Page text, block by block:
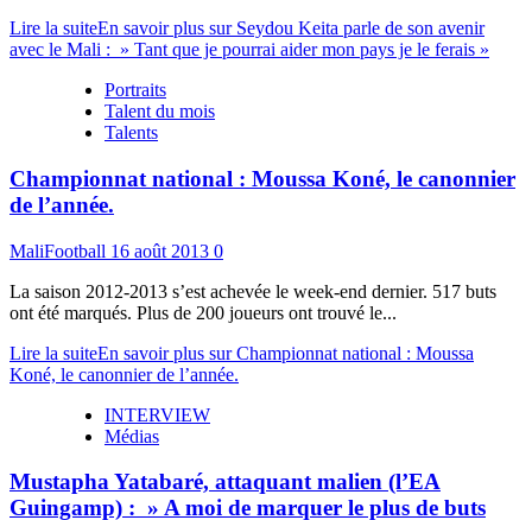
Lire la suiteEn savoir plus sur Seydou Keita parle de son avenir
avec le Mali : » Tant que je pourrai aider mon pays je le ferais »
Portraits
Talent du mois
Talents
Championnat national : Moussa Koné, le canonnier
de l’année.
MaliFootball 16 août 2013 0
La saison 2012-2013 s’est achevée le week-end dernier. 517 buts
ont été marqués. Plus de 200 joueurs ont trouvé le...
Lire la suiteEn savoir plus sur Championnat national : Moussa
Koné, le canonnier de l’année.
INTERVIEW
Médias
Mustapha Yatabaré, attaquant malien (l’EA
Guingamp) : » A moi de marquer le plus de buts